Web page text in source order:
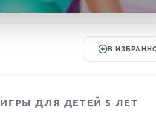
В
ИГРЫ ДЛЯ ДЕТЕЙ 5 ЛЕТ